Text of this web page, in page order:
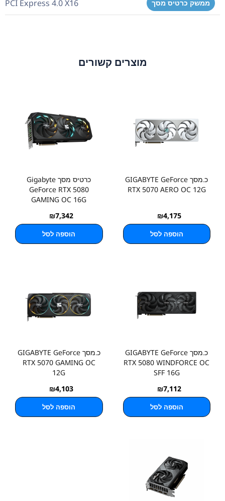
ממשק כרטיס מסך PCI Express 4.0 X16
מוצרים קשורים
כ.מסך GIGABYTE GeForce
RTX 5070 AERO OC 12G
₪4,175
הוספה לסל
כרטיס מסך Gigabyte
GeForce RTX 5080
GAMING OC 16G
₪7,342
הוספה לסל
כ.מסך GIGABYTE GeForce
RTX 5080 WINDFORCE OC
SFF 16G
₪7,112
הוספה לסל
כ.מסך GIGABYTE GeForce
RTX 5070 GAMING OC
12G
₪4,103
הוספה לסל